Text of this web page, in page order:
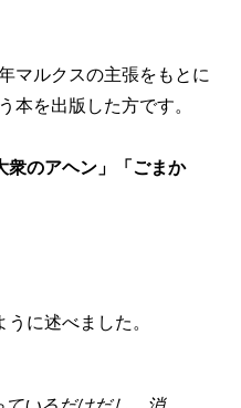
マルクスの主張をもとに
本を出版した方です。
衆のアヘン」「ごまか
に述べました。